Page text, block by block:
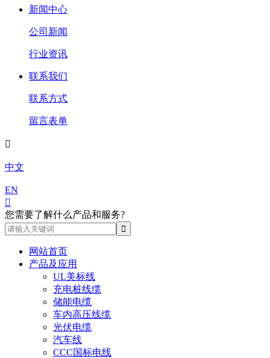
新闻中心
公司新闻
行业资讯
联系我们
联系方式
留言表单

中文
EN

您需要了解什么产品和服务?
网站首页
产品及应用
UL美标线
充电桩线缆
储能电缆
车内高压线缆
光伏电缆
汽车线
CCC国标电线